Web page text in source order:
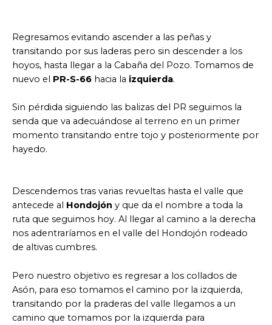
Regresamos evitando ascender a las peñas y
transitando por sus laderas pero sin descender a los
hoyos, hasta llegar a la Cabaña del Pozo. Tomamos de
nuevo el PR-S-66 hacia la izquierda.
Sin pérdida siguiendo las balizas del PR seguimos la
senda que va adecuándose al terreno en un primer
momento transitando entre tojo y posteriormente por
hayedo.
Descendemos tras varias revueltas hasta el valle que
antecede al Hondojón y que da el nombre a toda la
ruta que seguimos hoy. Al llegar al camino a la derecha
nos adentraríamos en el valle del Hondojón rodeado
de altivas cumbres.
Pero nuestro objetivo es regresar a los collados de
Asón, para eso tomamos el camino por la izquierda,
transitando por la praderas del valle llegamos a un
camino que tomamos por la izquierda para